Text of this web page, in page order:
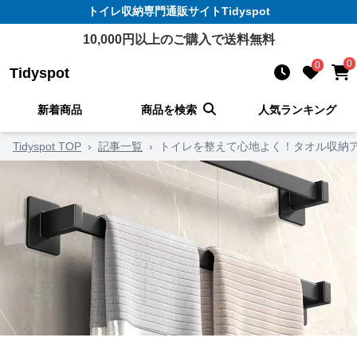
トイレ収納専門通販サイトTidyspot
10,000円以上のご購入で送料無料
Tidyspot 0 0
新着商品 商品を検索 人気ランキング
Tidyspot TOP › 記事一覧 › トイレを整えて心地よく！タオル収納